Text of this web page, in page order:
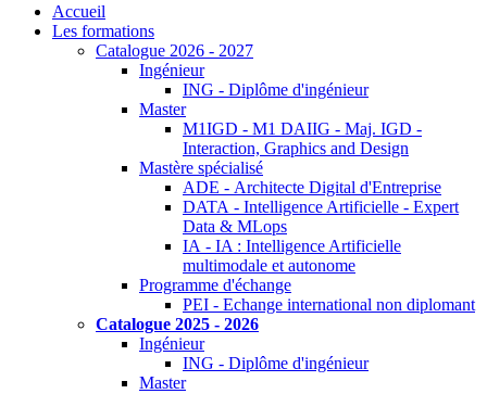
Accueil
Les formations
Catalogue 2026 - 2027
Ingénieur
ING - Diplôme d'ingénieur
Master
M1IGD - M1 DAIIG - Maj. IGD -
Interaction, Graphics and Design
Mastère spécialisé
ADE - Architecte Digital d'Entreprise
DATA - Intelligence Artificielle - Expert
Data & MLops
IA - IA : Intelligence Artificielle
multimodale et autonome
Programme d'échange
PEI - Echange international non diplomant
Catalogue 2025 - 2026
Ingénieur
ING - Diplôme d'ingénieur
Master